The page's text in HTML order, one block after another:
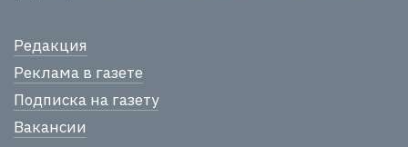
Редакция
Реклама в газете
Подписка на газету
Вакансии